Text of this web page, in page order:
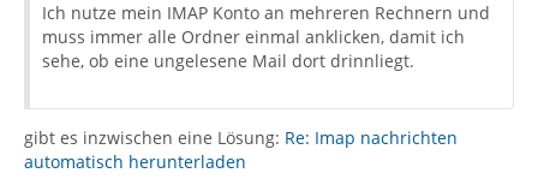
Ich nutze mein IMAP Konto an mehreren Rechnern und
muss immer alle Ordner einmal anklicken, damit ich
sehe, ob eine ungelesene Mail dort drinnliegt.
gibt es inzwischen eine Lösung: Re: Imap nachrichten
automatisch herunterladen